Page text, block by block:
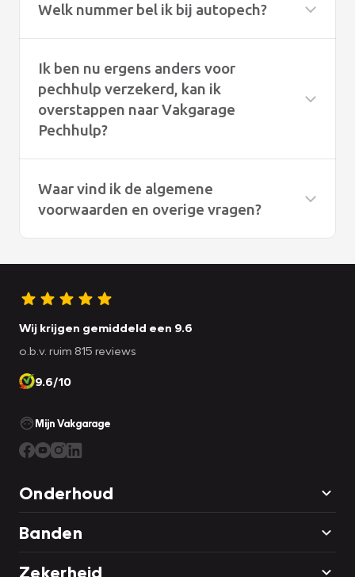
Welk nummer bel ik bij autopech?
Ik ben nu ergens anders voor
pechhulp verzekerd, kan ik
overstappen naar Vakgarage
Pechhulp?
Waar vind ik de algemene
voorwaarden en overige vragen?
Onze algemene voorwaarden vindt uhier
Wij krijgen gemiddeld een 9.6
o.b.v. ruim 815 reviews
9.6/10
Mijn Vakgarage
Onderhoud
Banden
Zekerheid